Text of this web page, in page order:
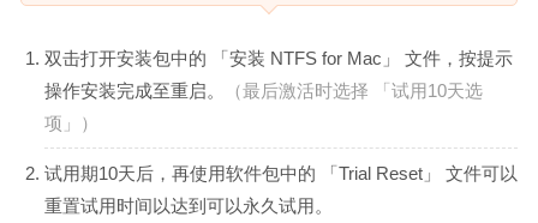
双击打开安装包中的 「安装 NTFS for Mac」 文件，按提示
操作安装完成至重启。
（最后激活时选择 「试用10天选
项」）
试用期10天后，再使用软件包中的 「Trial Reset」 文件可以
重置试用时间以达到可以永久试用。